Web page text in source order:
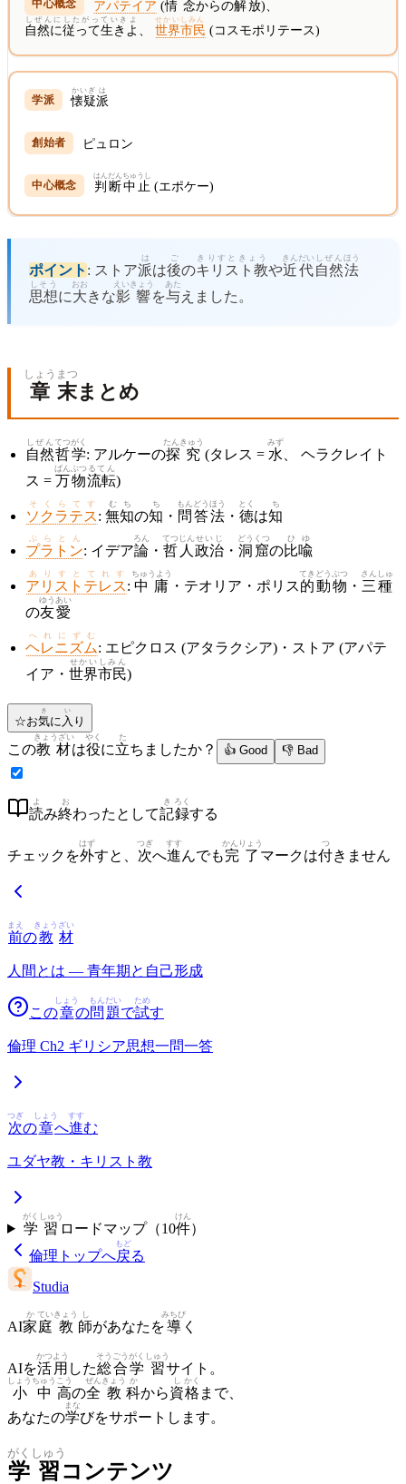
アパテイア (情念からの解放)、
自然に従って生きよ
しぜんにしたがっていきよ
、 世界市民
せかいしみん
(コスモポリテース)
懐疑
かいぎ
派
は
ピュロン
判断
はんだん
中止
ちゅうし
(エポケー)
ポイント : ストア派
は
は後
ご
のキリスト教
きりすときょう
や近代
きんだい
自然
しぜん
法
ほう
思想
しそう
に大
おお
きな影響
えいきょう
を与
あた
えました。
章
しょう
末
まつ
まとめ
自然
しぜん
哲学
てつがく
: アルケーの探究
たんきゅう
(タレス = 水
みず
、 ヘラクレイト
ス = 万物
ばんぶつ
流転
るてん
)
ソクラテス
そくらてす
: 無知
むち
の知
ち
・ 問答
もんどう
法
ほう
・ 徳
とく
は知
ち
プラトン
ぷらとん
: イデア論
ろん
・ 哲人
てつじん
政治
せいじ
・ 洞窟
どうくつ
の比喩
ひゆ
アリストテレス
ありすとてれす
: 中庸
ちゅうよう
・テオリア・ポリス的
てき
動物
どうぶつ
・ 三種
さんしゅ
の友愛
ゆうあい
ヘレニズム
へれにずむ
: エピクロス (アタラクシア)・ストア (アパテ
イア・ 世界
せかい
市民
しみん
)
☆お気
き
に 入
い
り
この教材
きょうざい
は役
やく
に立
た
ちましたか？ 👍 Good 👎 Bad
読
よ
み終
お
わったとして記
き
録
ろく
する
チェックを外
はず
すと、 次
つぎ
へ進
すす
んでも完了
かんりょう
マークは付
つ
きません
前
まえ
の教
きょう
材
ざい
人間とは — 青年期と自己形成
この章
しょう
の問
もん
題
だい
で試
ため
す
倫理 Ch2 ギリシア思想一問一答
次
つぎ
の章
しょう
へ進
すす
む
ユダヤ教・キリスト教
学
がく
習
しゅう
ロードマップ（10件
けん
）
倫理 トップへ戻
もど
る
Studia
AI家
か
庭
てい
教
きょう
師
し
があなたを導
みちび
く
AIを活
かつ
用
よう
した総
そう
合
ごう
学
がく
習
しゅう
サイト。
小
しょう
中
ちゅう
高
こう
の全
ぜん
教
きょう
科
か
から資
し
格
かく
まで、
あなたの学
まな
びをサポートします。
学
がく
習
しゅう
コンテンツ